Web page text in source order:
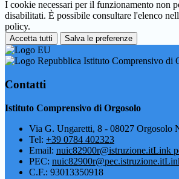
I cookie necessari per il funzionamento non
disabilitati. È possibile consultare l'elenco
policy.
Accetta tutti Salva le preferenze
Istituto Comprensivo di
Contatti
Istituto Comprensivo di Orgosolo
Via G. Ungaretti, 8 - 08027 Orgosolo
Tel: +39 0784 402323
Email: nuic82900r@istruzione.itLink
PEC: nuic82900r@pec.istruzione.it
C.F.: 93013350918